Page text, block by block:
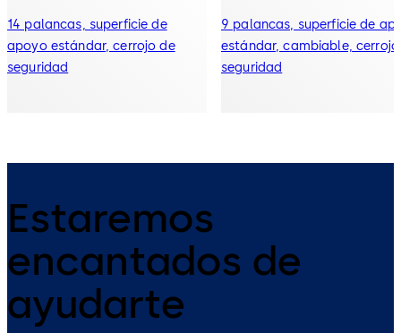
14 palancas, superficie de
apoyo estándar, cerrojo de
seguridad
9 palancas, superficie de
estándar, cambiable,
seguridad
Estaremos
encantados de
ayudarte